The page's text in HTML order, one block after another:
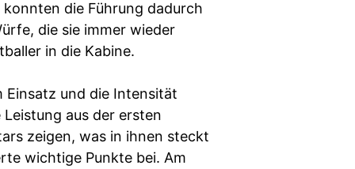
die Führung dadurch
die sie immer wieder
in die Kabine.
Einsatz und die Intensität
aus der ersten
zeigen, was in ihnen steckt
wichtige Punkte bei. Am